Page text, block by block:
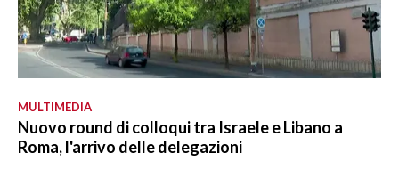
MULTIMEDIA
Nuovo round di colloqui tra Israele e Libano a
Roma, l'arrivo delle delegazioni